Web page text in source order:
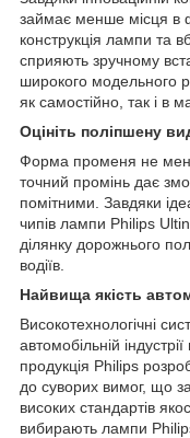
займає менше місця в
конструкція лампи та
сприяють зручному
широкого модельного
як самостійно, так і в
Оцініть поліпшену
Форма променя не
точний промінь дає
помітними. Завдяки
чипів лампи Philips
ділянку дорожнього
водіїв.
Найвища якість
Високотехнологічні
автомобільній
продукція Philips
до суворих вимог, що
високих стандартів
вибирають лампи